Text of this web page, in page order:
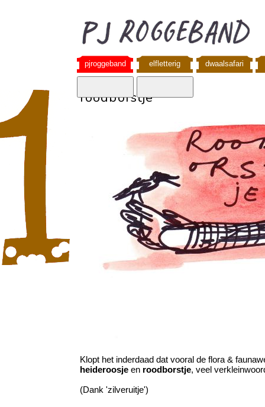
pjroggeband elfletterig dwaalsafari
roodborstje
Klopt het inderdaad dat vooral de flora &
heideroosje en roodborstje, veel
(Dank 'zilveruitje')